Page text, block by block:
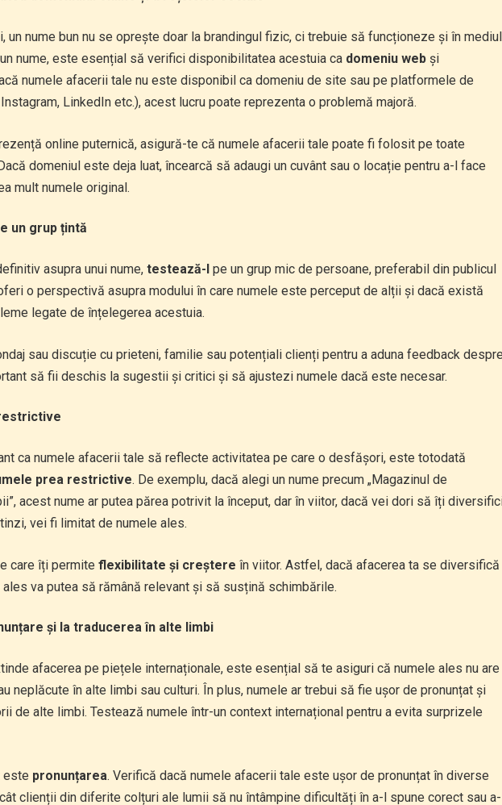
un nume bun nu se oprește doar la brandingul fizic, ci trebuie să funcționeze și în mediul
nume, este esențial să verifici disponibilitatea acestuia ca domeniu web și
numele afacerii tale nu este disponibil ca domeniu de site sau pe platformele de
LinkedIn etc.), acest lucru poate reprezenta o problemă majoră.
online puternică, asigură-te că numele afacerii tale poate fi folosit pe toate
domeniul este deja luat, încearcă să adaugi un cuvânt sau o locație pentru a-l face
mult numele original.
un grup țintă
asupra unui nume, testează-l pe un grup mic de persoane, preferabil din publicul
o perspectivă asupra modului în care numele este perceput de alții și dacă există
legate de înțelegerea acestuia.
sau discuție cu prieteni, familie sau potențiali clienți pentru a aduna feedback
să fii deschis la sugestii și critici și să ajustezi numele dacă este necesar.
ca numele afacerii tale să reflecte activitatea pe care o desfășori, este totodată
prea restrictive. De exemplu, dacă alegi un nume precum „Magazinul de
acest nume ar putea părea potrivit la început, dar în viitor, dacă vei dori să îți
vei fi limitat de numele ales.
care îți permite flexibilitate și creștere în viitor. Astfel, dacă afacerea ta se diversifică
va putea să rămână relevant și să susțină schimbările.
și la traducerea în alte limbi
afacerea pe piețele internaționale, este esențial să te asiguri că numele ales nu are
neplăcute în alte limbi sau culturi. În plus, numele ar trebui să fie ușor de pronunțat și
de alte limbi. Testează numele într-un context internațional pentru a evita surprizele
este pronunțarea. Verifică dacă numele afacerii tale este ușor de pronunțat în diverse
clienții din diferite colțuri ale lumii să nu întâmpine dificultăți în a-l spune corect sau